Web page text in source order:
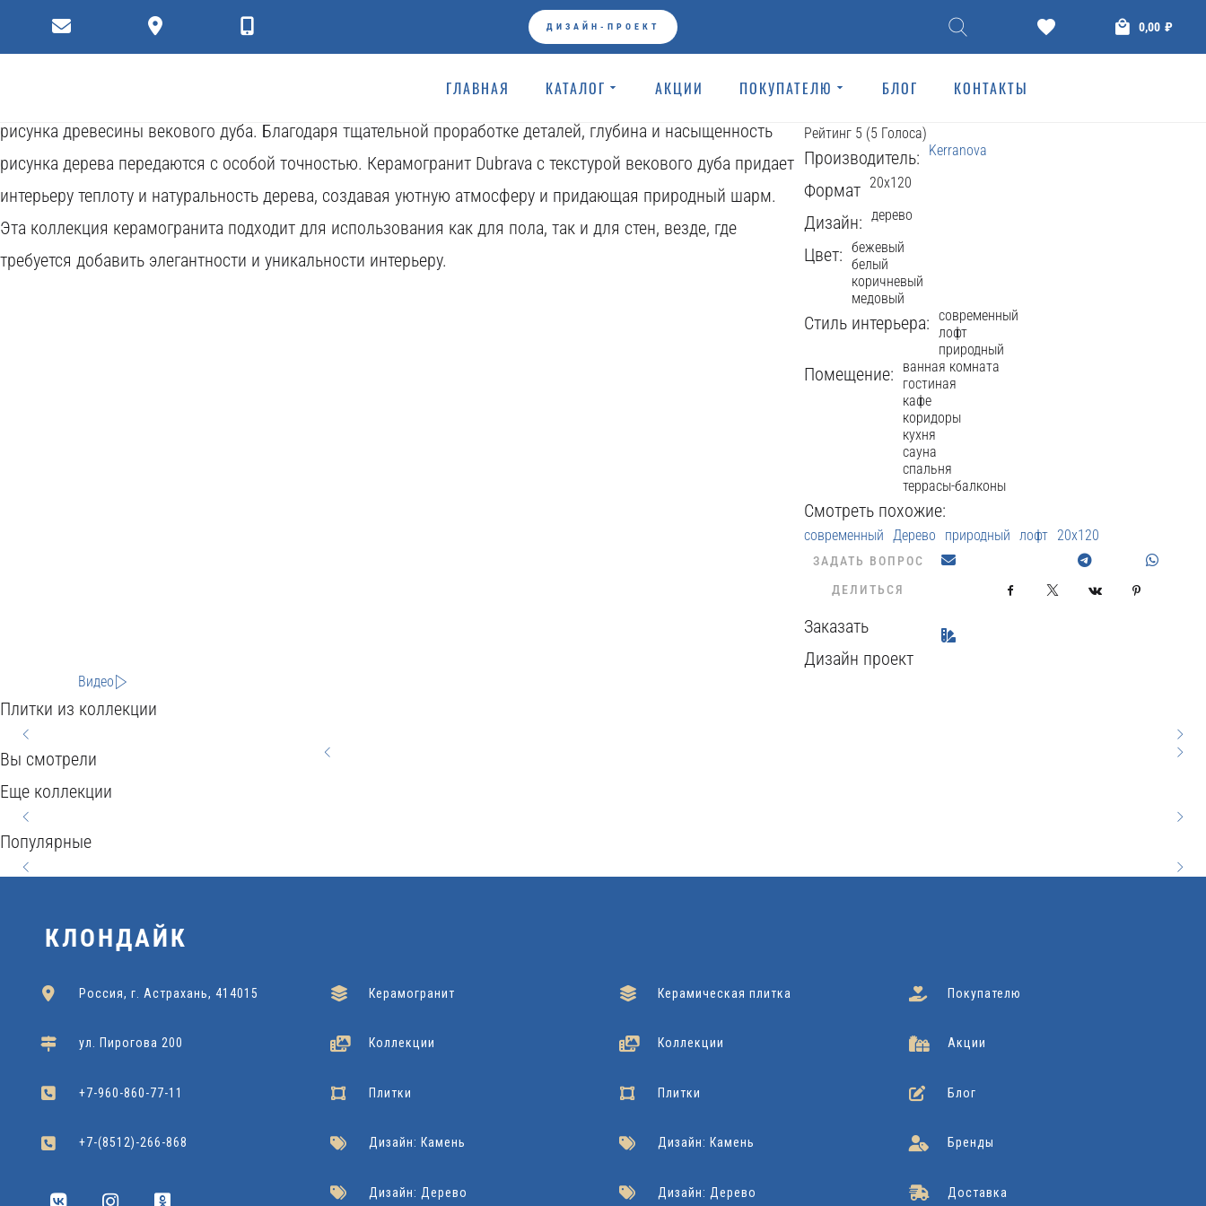
ДИЗАЙН-ПРОЕКТ ₽
0,00
ГЛАВНАЯ КАТАЛОГ АКЦИИ ПОКУПАТЕЛЮ БЛОГ КОНТАКТЫ
передающей все нюансы рисунка дерева. Керамогранит Dubrava имеет уникальное воссоздание текстуры и
рисунка древесины векового дуба. Благодаря тщательной проработке деталей, глубина и насыщенность
рисунка дерева передаются с особой точностью. Керамогранит Dubrava с текстурой векового дуба придает
интерьеру теплоту и натуральность дерева, создавая уютную атмосферу и придающая природный шарм.
Эта коллекция керамогранита подходит для использования как для пола, так и для стен, везде, где
требуется добавить элегантности и уникальности интерьеру.
DUBRAVA 20x120
Kerranova
773 Просмотров
Рейтинг 5 (5 Голоса)
Производитель: Kerranova
Формат 20x120
Дизайн: дерево
Цвет:
бежевый
белый
коричневый
медовый
Стиль интерьера:
современный
лофт
природный
Помещение:
ванная комната
гостиная
кафе
коридоры
кухня
сауна
спальня
террасы-балконы
Смотреть похожие:
современный Дерево природный лофт 20x120
ЗАДАТЬ ВОПРОС
ДЕЛИТЬСЯ
Facebook VKontakte
Заказать
Дизайн проект
Видео
Плитки из коллекции
Вы смотрели
Еще коллекции
CITY
STYLE
60x60x120
Grasaro
Подробнее
HOME
WOOD
20x60
Grasaro
Подробнее
BEREG
60x120
Kerranova
Подробнее
Популярные
SEVILLA
42x42
HARMONY
60x60
WOOD
CONCEPT
NATURAL
Cersanit
Подробнее
КЛОНДАЙК
Россия, г. Астрахань, 414015
ул. Пирогова 200
+7-960-860-77-11
+7-(8512)-266-868
Керамогранит
Коллекции
Плитки
Дизайн: Камень
Дизайн: Дерево
Керамическая плитка
Коллекции
Плитки
Дизайн: Камень
Дизайн: Дерево
Покупателю
Акции
Блог
Бренды
Доставка